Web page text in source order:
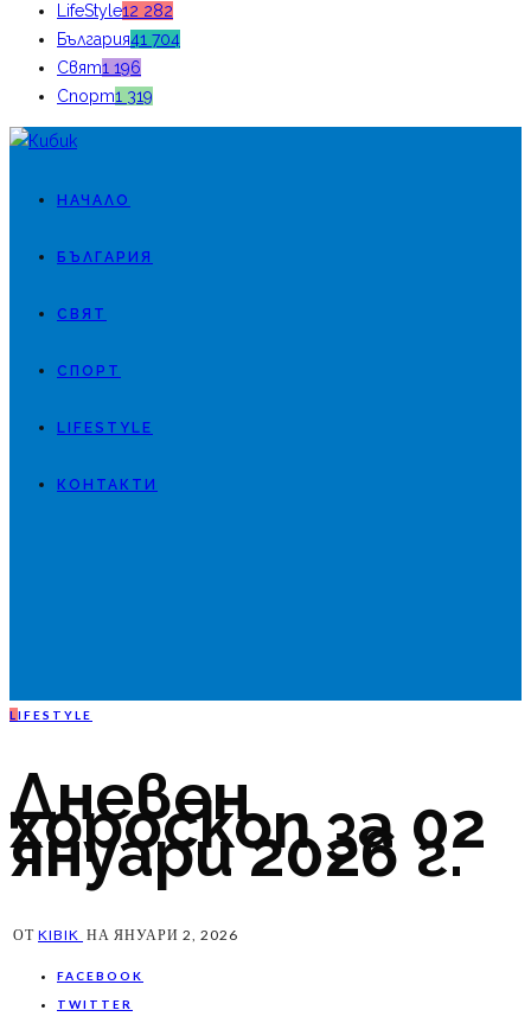
LifeStyle12 282
България41 704
Свят1 196
Спорт1 319
НАЧАЛО
БЪЛГАРИЯ
СВЯТ
СПОРТ
LIFESTYLE
КОНТАКТИ
L IFESTYLE
Дневен
хороскоп за 02
януари 2026 г.
ОТ KIBIK НА ЯНУАРИ 2, 2026
FACEBOOK
TWITTER